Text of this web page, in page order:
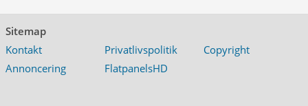
Sitemap
Kontakt
Privatlivspolitik
Copyright
Annoncering
FlatpanelsHD